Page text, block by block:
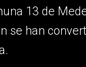
13 de
se han